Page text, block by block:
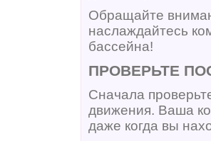
Обращайте
наслаждайтесь
бассейна!
ПРОВЕРЬТЕ
Сначала
движения. Ваша
даже когда вы